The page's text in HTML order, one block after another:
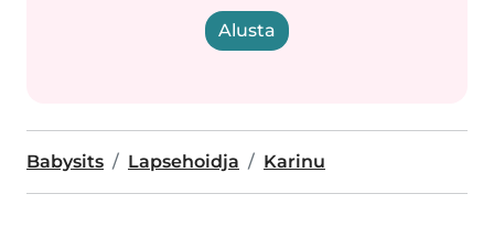
Alusta
Babysits Lapsehoidja Karinu